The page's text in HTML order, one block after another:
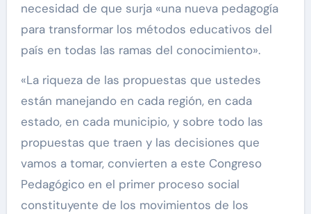
necesidad de que surja «una nueva pedagogía
para transformar los métodos educativos del
país en todas las ramas del conocimiento».
«La riqueza de las propuestas que ustedes
están manejando en cada región, en cada
estado, en cada municipio, y sobre todo las
propuestas que traen y las decisiones que
vamos a tomar, convierten a este Congreso
Pedagógico en el primer proceso social
constituyente de los movimientos de los